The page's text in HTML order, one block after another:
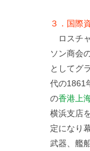
３．国際
ロスチ
ソン商会
としてグ
代の1861
の香港上
横浜支店
定になり
武器、艦